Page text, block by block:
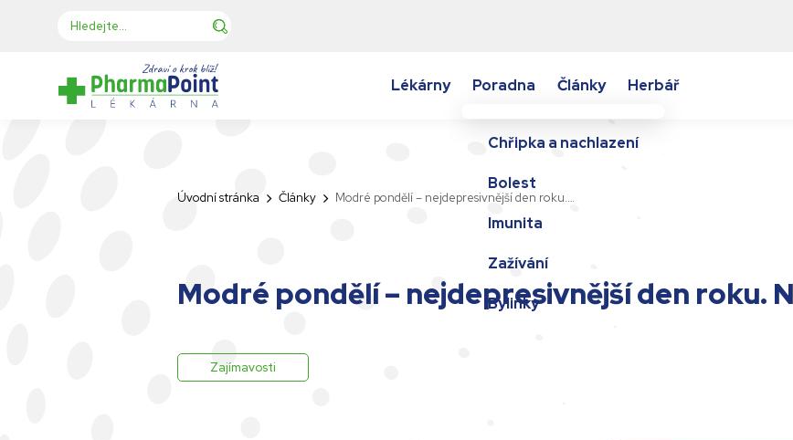
Lékárny Poradna
Chřipka a nachlazení
Bolest
Imunita
Zažívání
Bylinky
Články Herbář
Úvodní stránka Články Modré pondělí – nejdepresivnější den roku.…
Modré pondělí – nejdepresivnější den roku.
Zajímavosti